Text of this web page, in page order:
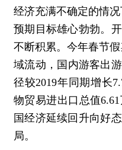
经济充满不确定的情
预期目标雄心勃勃。
不断积累。今年春节
域流动，国内游客出
径较2019年同期增长
物贸易进出口总值
国经济延续回升向好
局。